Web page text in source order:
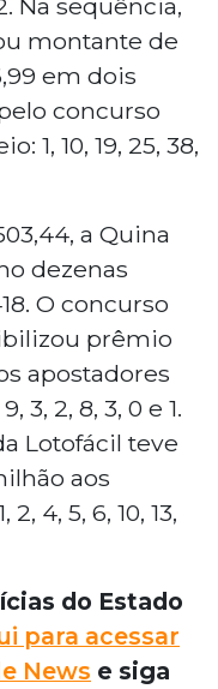
montante de
em dois
concurso
1, 10, 19, 25, 38,
a Quina
dezenas
O concurso
prêmio
apostadores
3, 2, 8, 3, 0 e 1.
Lotofácil teve
aos
4, 5, 6, 10, 13,
do Estado
para acessar
News e siga